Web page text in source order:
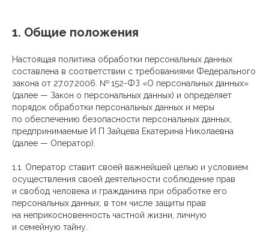
1. Общие положения
Настоящая политика обработки персональных данных
составлена в соответствии с требованиями Федерального
закона от 27.07.2006. № 152-ФЗ «О персональных данных»
(далее — Закон о персональных данных) и определяет
порядок обработки персональных данных и меры
по обеспечению безопасности персональных данных,
предпринимаемые И П Зайцева Екатерина Николаевна
(далее — Оператор).
1.1. Оператор ставит своей важнейшей целью и условием
осуществления своей деятельности соблюдение прав
и свобод человека и гражданина при обработке его
персональных данных, в том числе защиты прав
на неприкосновенность частной жизни, личную
и семейную тайну.